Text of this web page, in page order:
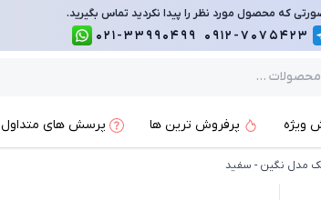
که محصول مورد نظر را پیدا نکردید تماس بگیرید.
0912-7075423
021-33990499
ویژه پرفروش ترین ها پرسش های متداول
مدل نگین - سفید